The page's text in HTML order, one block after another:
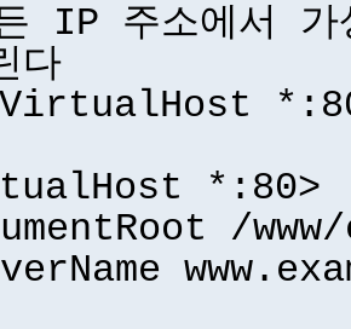
IP 주소에서 가
다
*:80>
/